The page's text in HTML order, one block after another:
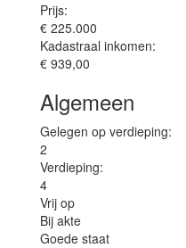
Prijs:
€ 225.000
Kadastraal inkomen:
€ 939,00
Algemeen
Gelegen op verdieping:
2
Verdieping:
4
Vrij op
Bij akte
Goede staat